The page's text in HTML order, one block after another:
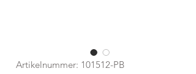
Artikelnummer: 101512-PB